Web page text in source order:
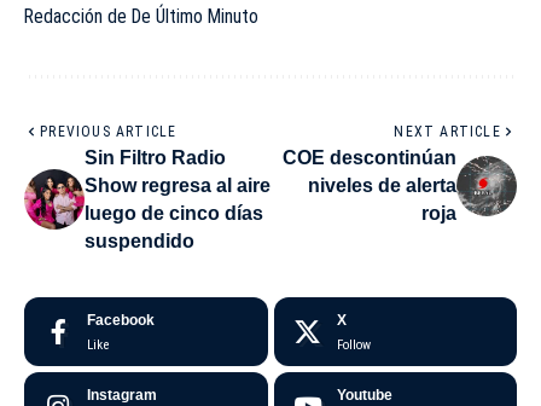
Redacción de De Último Minuto
PREVIOUS ARTICLE
Sin Filtro Radio
Show regresa al aire
luego de cinco días
suspendido
NEXT ARTICLE
COE descontinúan
niveles de alerta
roja
Facebook
Like
X
Follow
Instagram Youtube